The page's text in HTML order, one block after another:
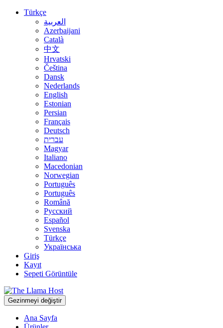
Türkçe
العربية
Azerbaijani
Català
中文
Hrvatski
Čeština
Dansk
Nederlands
English
Estonian
Persian
Français
Deutsch
עברית
Magyar
Italiano
Macedonian
Norwegian
Português
Português
Română
Русский
Español
Svenska
Türkçe
Українська
Giriş
Kayıt
Sepeti Görüntüle
Gezinmeyi değiştir
Ana Sayfa